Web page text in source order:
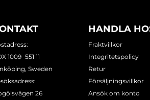
1009 551 11
Sweden
26
HANDLA
Fraktvillkor
Integritetspolicy
Retur
Försäljningsvillkor
Ansök om konto